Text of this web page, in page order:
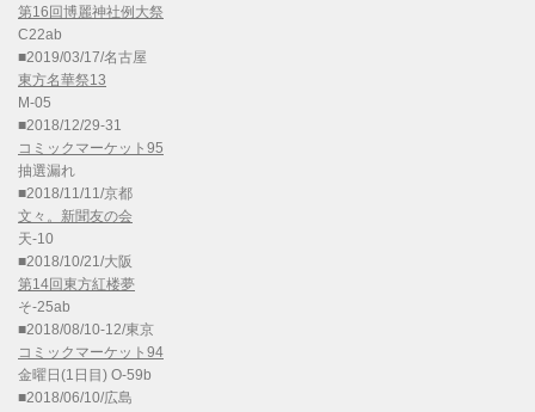
第16回博麗神社例大祭
C22ab
■2019/03/17/名古屋
東方名華祭13
M-05
■2018/12/29-31
コミックマーケット95
抽選漏れ
■2018/11/11/京都
文々。新聞友の会
天-10
■2018/10/21/大阪
第14回東方紅楼夢
そ-25ab
■2018/08/10-12/東京
コミックマーケット94
金曜日(1日目) O-59b
■2018/06/10/広島